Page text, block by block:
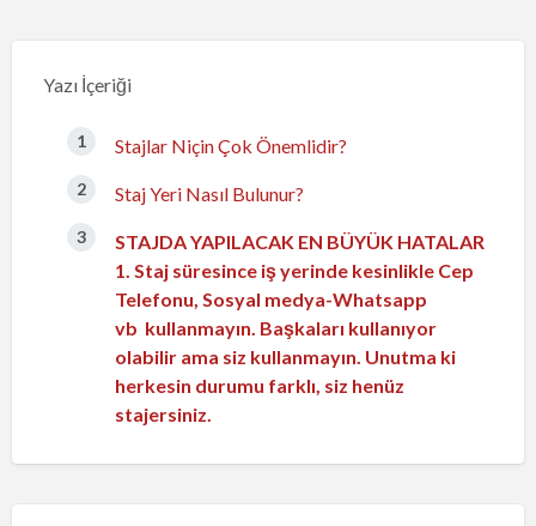
Yazı İçeriği
Stajlar Niçin Çok Önemlidir?
Staj Yeri Nasıl Bulunur?
STAJDA YAPILACAK EN BÜYÜK HATALAR
1. Staj süresince iş yerinde kesinlikle Cep
Telefonu, Sosyal medya-Whatsapp
vb kullanmayın. Başkaları kullanıyor
olabilir ama siz kullanmayın. Unutma ki
herkesin durumu farklı, siz henüz
stajersiniz.